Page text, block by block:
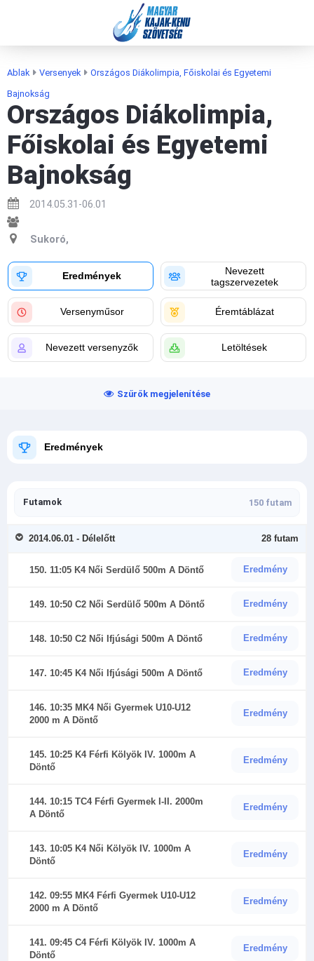
MAGYAR
KAJAK-KENU
SZÖVETSÉG
Ablak Versenyek
Országos Diákolimpia, Főiskolai és Egyetemi
Bajnokság
Országos Diákolimpia,
Főiskolai és Egyetemi
Bajnokság
2014.05.31-06.01
Sukoró,
Eredmények
Versenyműsor
Nevezett versenyzők
Nevezett
tagszervezetek
Éremtáblázat
Letöltések
Szűrők megjelenítése
Eredmények
Futamok 150 futam
2014.06.01 - Délelőtt 28 futam
150. 11:05 K4 Női Serdülő 500m A Döntő Eredmény
149. 10:50 C2 Női Serdülő 500m A Döntő Eredmény
148. 10:50 C2 Női Ifjúsági 500m A Döntő Eredmény
147. 10:45 K4 Női Ifjúsági 500m A Döntő Eredmény
146. 10:35 MK4 Női Gyermek U10-U12
2000 m A Döntő
Eredmény
145. 10:25 K4 Férfi Kölyök IV. 1000m A
Döntő
Eredmény
144. 10:15 TC4 Férfi Gyermek I-II. 2000m
A Döntő
Eredmény
143. 10:05 K4 Női Kölyök IV. 1000m A
Döntő
Eredmény
142. 09:55 MK4 Férfi Gyermek U10-U12
2000 m A Döntő
Eredmény
141. 09:45 C4 Férfi Kölyök IV. 1000m A
Döntő
Eredmény